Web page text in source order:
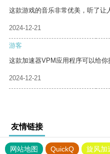
这款游戏的音乐非常优美，听了让
2024-12-21
游客
这款加速器VPM应用程序可以给你
2024-12-21
友情链接
网站地图 QuickQ 旋风加